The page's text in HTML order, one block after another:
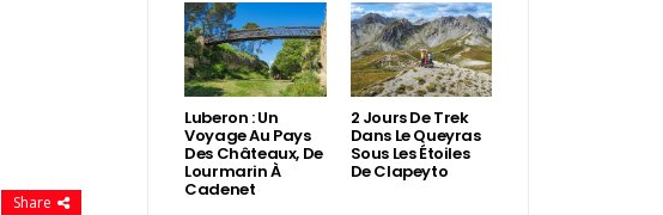
Share
Luberon : Un
Voyage Au Pays
Des Châteaux, De
Lourmarin À
Cadenet
2 Jours De Trek
Dans Le Queyras
Sous Les Étoiles
De Clapeyto